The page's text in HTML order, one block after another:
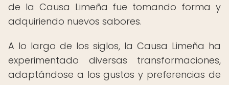
de la Causa Limeña fue tomando forma y
adquiriendo nuevos sabores.
A lo largo de los siglos, la Causa Limeña ha
experimentado diversas transformaciones,
adaptándose a los gustos y preferencias de